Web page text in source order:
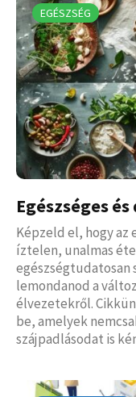
EGÉSZSÉG
Egészséges
Képzeld el, hogy az
íztelen, unalmas
lemondanod a
élvezetekről.
be, amelyek
szájpadlásodat is